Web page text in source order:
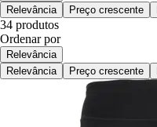
Relevância
Preço crescente
34 produtos
Ordenar por
Relevância
Relevância
Preço crescente